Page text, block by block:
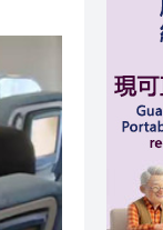
10:21
10:17
10:38